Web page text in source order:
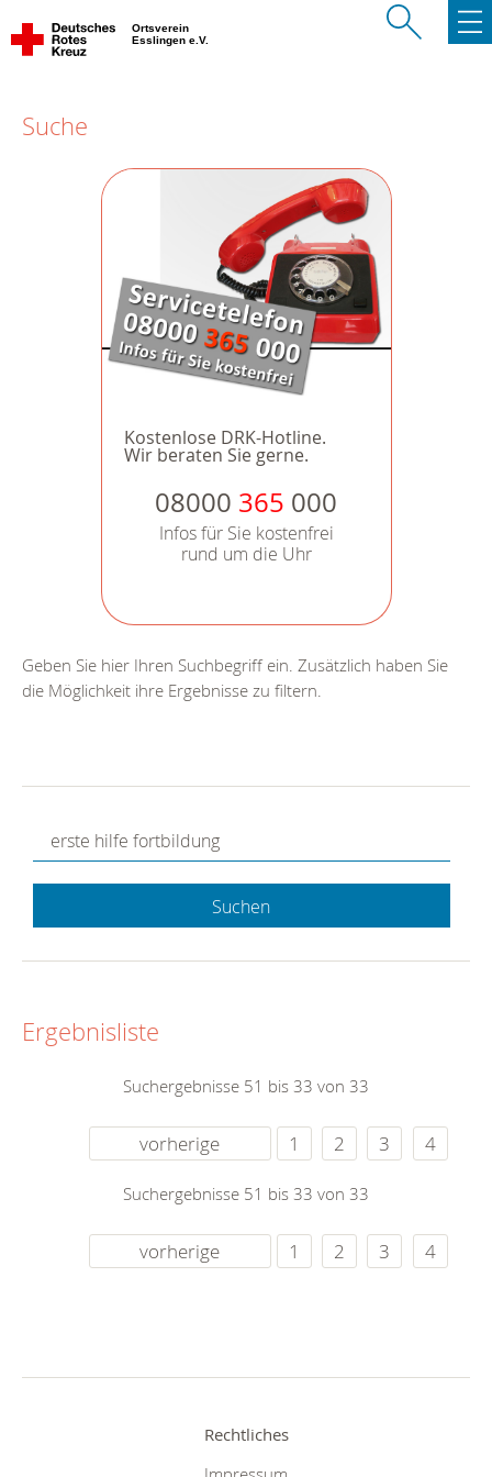
Ortsverein
Esslingen e.V.
Suche
Kostenlose DRK-Hotline.
Wir beraten Sie gerne.
08000 365 000
Infos für Sie kostenfrei
rund um die Uhr
Geben Sie hier Ihren Suchbegriff ein. Zusätzlich haben Sie
die Möglichkeit ihre Ergebnisse zu filtern.
Suchen
Ergebnisliste
Suchergebnisse 51 bis 33 von 33
vorherige 1 2 3 4
Suchergebnisse 51 bis 33 von 33
vorherige 1 2 3 4
Rechtliches